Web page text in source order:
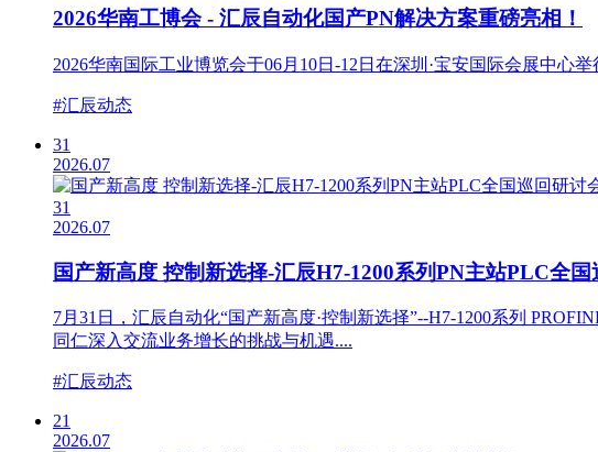
2026华南工博会 - 汇辰自动化国产PN解决方案重磅亮相！
2026华南国际工业博览会于06月10日-12日在深圳·宝安国际会展中心
#汇辰动态
31
2026.07
31
2026.07
国产新高度 控制新选择-汇辰H7-1200系列PN主站PLC全国
7月31日，汇辰自动化“国产新高度·控制新选择”--H7-1200系列
同仁深入交流业务增长的挑战与机遇....
#汇辰动态
21
2026.07